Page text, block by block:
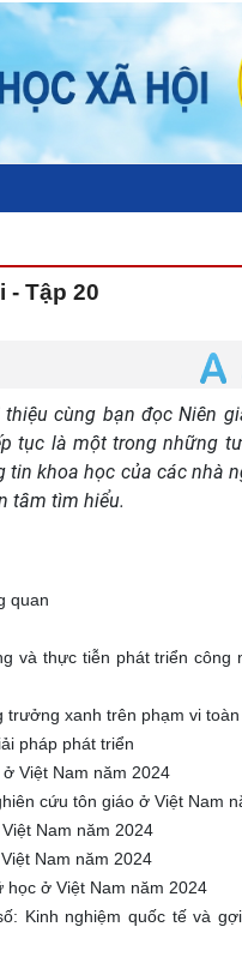
- Tập 20
cùng bạn đọc Niên
tục là một trong những
khoa học của các nhà
tâm tìm hiểu.
quan
và thực tiễn phát triển công
xanh trên phạm vi toàn
pháp phát triển
Việt Nam năm 2024
cứu tôn giáo ở Việt Nam
Nam năm 2024
Nam năm 2024
học ở Việt Nam năm 2024
Kinh nghiệm quốc tế và